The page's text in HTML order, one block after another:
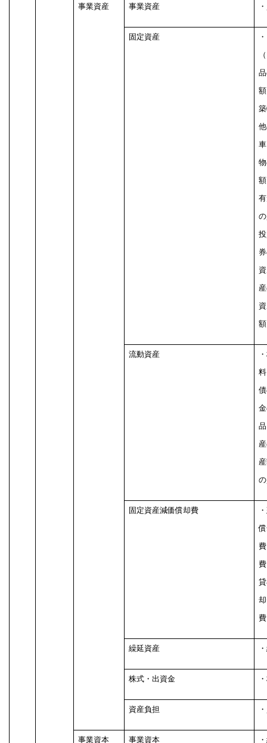
事業資産 事業資産
固定資産
額
流動資産
固定資産減価償却費
繰延資産
株式・出資金
資産負担
事業資本 事業資本